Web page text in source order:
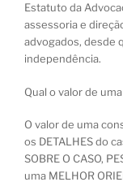
Estatuto da
assessoria e
advogados, desde
independência.
Qual o valor de
O valor de uma
os DETALHES do
SOBRE O CASO,
uma MELHOR